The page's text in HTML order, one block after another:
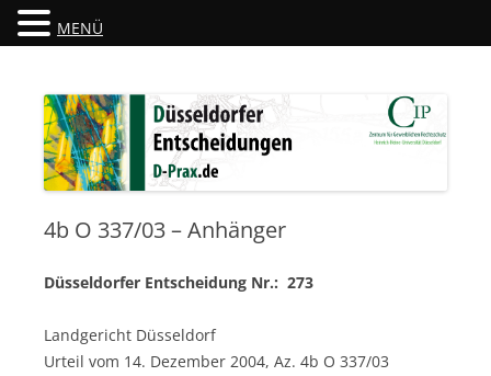
Düsseldorfer Entscheidungen
4b O 337/03 – Anhänger
Düsseldorfer Entscheidung Nr.: 273
Landgericht Düsseldorf
Urteil vom 14. Dezember 2004, Az. 4b O 337/03
MENÜ